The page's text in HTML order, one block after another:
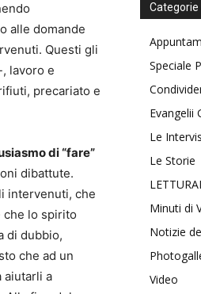
alle domande
Questi gli
lavoro e
precariato e
di “fare”
dibattute.
intervenuti, che
che lo spirito
di dubbio,
che ad un
aiutarli a
Categorie
Speciale
Evangelii
Le
Le Storie
Minuti di
Notizie
Video